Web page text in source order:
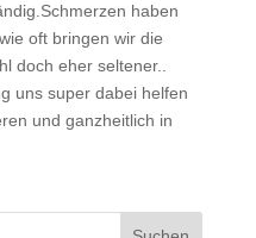
haben
oft bringen wir die
doch eher seltener..
uns super dabei helfen
und ganzheitlich in